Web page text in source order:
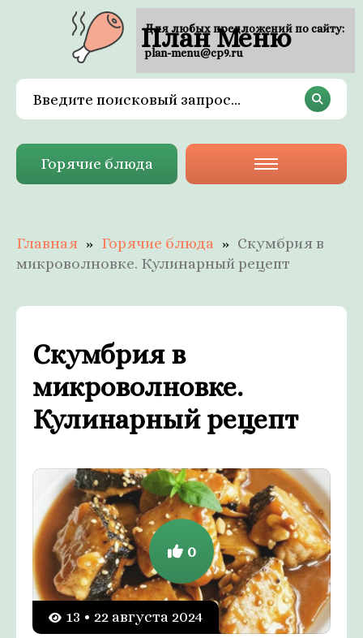
План Меню
Горячие блюда
Главная Горячие блюда
Скумбрия в
микроволновке. Кулинарный рецепт
Скумбрия в
микроволновке.
Кулинарный рецепт
13 • 22 августа 2024
0
Для любых предложений по сайту:
plan-menu@cp9.ru